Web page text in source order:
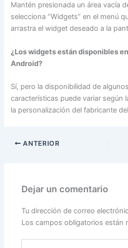
Mantén presionada un área vacía
selecciona “Widgets” en el menú
arrastra el widget deseado a la
¿Los widgets están disponibles
Android?
Sí, pero la disponibilidad de
características puede variar según
la personalización del fabricante
ANTERIOR
Dejar un comentario
Tu dirección de correo
Los campos obligatorios están